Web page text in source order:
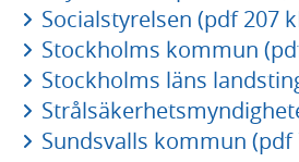
Socialstyrelsen (pdf 207
Stockholms kommun
Stockholms läns
Sundsvalls kommun (pdf